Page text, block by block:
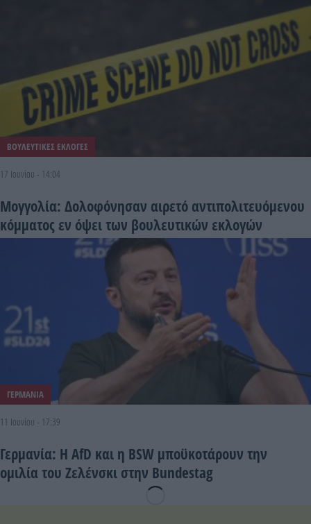
ΒΟΥΛΕΥΤΙΚΕΣ ΕΚΛΟΓΕΣ
17 Ιουνίου - 14:04
Μογγολία: Δολοφόνησαν αιρετό αντιπολιτευόμενου
κόμματος εν όψει των βουλευτικών εκλογών
ΓΕΡΜΑΝΙΑ
11 Ιουνίου - 17:39
Γερμανία: Η AfD και η BSW μποϋκοτάρουν την
ομιλία του Ζελένσκι στην Bundestag